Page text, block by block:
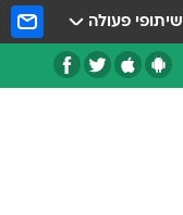
שיתופי פעולה